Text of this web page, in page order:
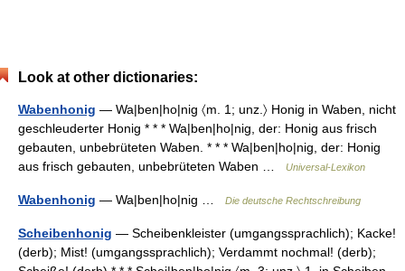
Look at other dictionaries:
Wabenhonig — Wa|ben|ho|nig 〈m. 1; unz.〉 Honig in Waben, nicht
geschleuderter Honig * * * Wa|ben|ho|nig, der: Honig aus frisch
gebauten, unbebrüteten Waben. * * * Wa|ben|ho|nig, der: Honig
aus frisch gebauten, unbebrüteten Waben …
Universal-Lexikon
Wabenhonig — Wa|ben|ho|nig … Die deutsche Rechtschreibung
Scheibenhonig — Scheibenkleister (umgangssprachlich); Kacke!
(derb); Mist! (umgangssprachlich); Verdammt nochmal! (derb);